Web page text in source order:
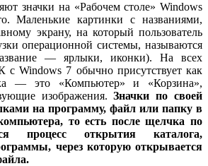
значки на «Рабочем столе» Windows
Маленькие картинки с названиями,
экрану, на который пользователь
операционной системы, называются
— ярлыки, иконки). На всех
с Windows 7 обычно присутствует как
— это «Компьютер» и «Корзина»,
изображения.Значки по своей
на программу, файл или папку в
то есть после щелчка по
процесс открытия каталога,
через которую открывается